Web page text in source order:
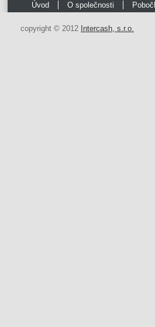
Úvod O společnosti
copyright © 2012 Intercash, s.r.o.